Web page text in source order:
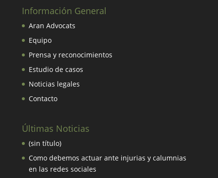
Información General
Aran Advocats
Equipo
Prensa y reconocimientos
Estudio de casos
Noticias legales
Contacto
Últimas Noticias
(sin título)
Como debemos actuar ante injurias y calumnias
en las redes sociales